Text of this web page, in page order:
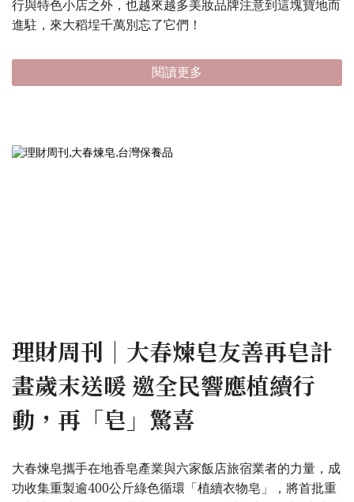
行與特色小店之外，也越來越多美妝品牌注意到這塊寶地而
進駐，來大稻埕千萬別忘了它們！
閱讀更多
理財周刊｜大春煉皂友善再皂計
畫歲末送暖 邀全民響應植續行
動，再「皂」驚喜
大春煉皂攜手在地香皂產業與六家飯店旅宿業者的力量，成
功收集重製逾400公斤綠色循環「植續衣物皂」，將首批重